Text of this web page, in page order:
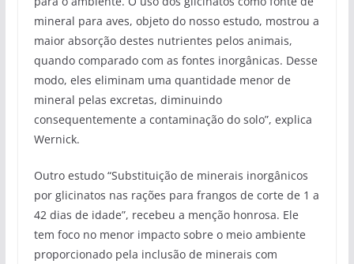
mineral para aves, objeto do nosso estudo, mostrou a
maior absorção destes nutrientes pelos animais,
quando comparado com as fontes inorgânicas. Desse
modo, eles eliminam uma quantidade menor de
mineral pelas excretas, diminuindo
consequentemente a contaminação do solo”, explica
Wernick.
Outro estudo “Substituição de minerais inorgânicos
por glicinatos nas rações para frangos de corte de 1 a
42 dias de idade”, recebeu a menção honrosa. Ele
tem foco no menor impacto sobre o meio ambiente
proporcionado pela inclusão de minerais com